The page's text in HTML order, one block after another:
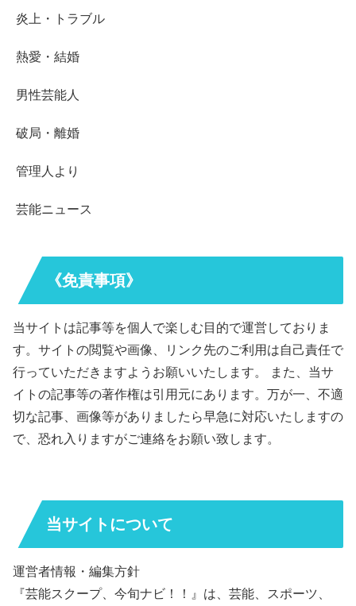
炎上・トラブル
熱愛・結婚
男性芸能人
破局・離婚
管理人より
芸能ニュース
《免責事項》
当サイトは記事等を個人で楽しむ目的で運営しておりま
す。サイトの閲覧や画像、リンク先のご利用は自己責任で
行っていただきますようお願いいたします。 また、当サ
イトの記事等の著作権は引用元にあります。万が一、不適
切な記事、画像等がありましたら早急に対応いたしますの
で、恐れ入りますがご連絡をお願い致します。
当サイトについて
運営者情報・編集方針
『芸能スクープ、今旬ナビ！！』は、芸能、スポーツ、